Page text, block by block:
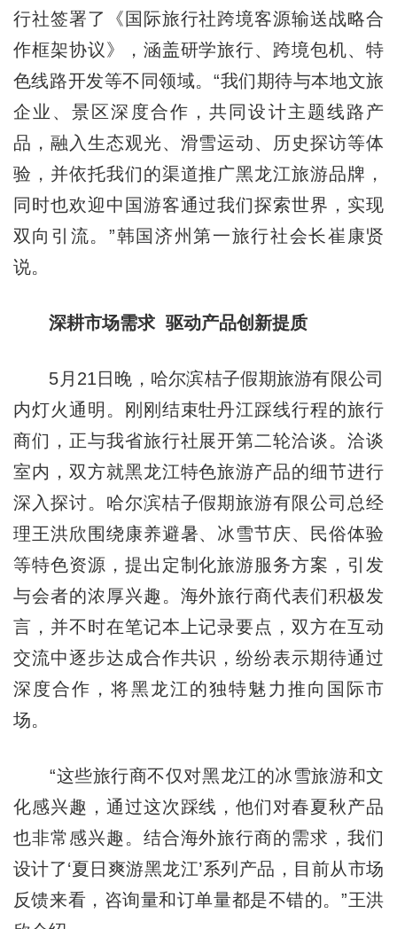
行社签署了《国际旅行社跨境客源输送战略合
作框架协议》，涵盖研学旅行、跨境包机、特
色线路开发等不同领域。“我们期待与本地文旅
企业、景区深度合作，共同设计主题线路产
品，融入生态观光、滑雪运动、历史探访等体
验，并依托我们的渠道推广黑龙江旅游品牌，
同时也欢迎中国游客通过我们探索世界，实现
双向引流。”韩国济州第一旅行社会长崔康贤
说。
深耕市场需求 驱动产品创新提质
5月21日晚，哈尔滨桔子假期旅游有限公司
内灯火通明。刚刚结束牡丹江踩线行程的旅行
商们，正与我省旅行社展开第二轮洽谈。洽谈
室内，双方就黑龙江特色旅游产品的细节进行
深入探讨。哈尔滨桔子假期旅游有限公司总经
理王洪欣围绕康养避暑、冰雪节庆、民俗体验
等特色资源，提出定制化旅游服务方案，引发
与会者的浓厚兴趣。海外旅行商代表们积极发
言，并不时在笔记本上记录要点，双方在互动
交流中逐步达成合作共识，纷纷表示期待通过
深度合作，将黑龙江的独特魅力推向国际市
场。
“这些旅行商不仅对黑龙江的冰雪旅游和文
化感兴趣，通过这次踩线，他们对春夏秋产品
也非常感兴趣。结合海外旅行商的需求，我们
设计了‘夏日爽游黑龙江’系列产品，目前从市场
反馈来看，咨询量和订单量都是不错的。”王洪